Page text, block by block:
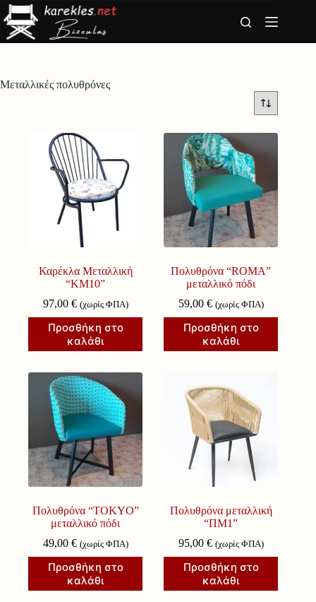
Μετάβαση
στο
περιεχόμενο
Μεταλλικές πολυθρόνες
Καρέκλα Μεταλλική
“ΚΜ10”
97,00 € (χωρίς ΦΠΑ)
Προσθήκη στο
καλάθι
Πολυθρόνα “ROMA”
μεταλλικό πόδι
59,00 € (χωρίς ΦΠΑ)
Προσθήκη στο
καλάθι
Πολυθρόνα “TOKYO”
μεταλλικό πόδι
49,00 € (χωρίς ΦΠΑ)
Προσθήκη στο
καλάθι
Πολυθρόνα μεταλλική
“ΠΜ1”
95,00 € (χωρίς ΦΠΑ)
Προσθήκη στο
καλάθι